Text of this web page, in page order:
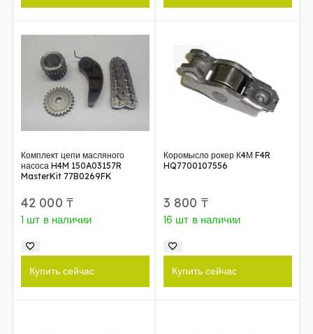
Комплект цепи масляного
насоса H4M 150A03157R
MasterKit 77B0269FK
42 000 ₸
1 шт в наличии
Купить сейчас
Коромысло рокер К4М F4R
HQ7700107556
3 800 ₸
16 шт в наличии
Купить сейчас